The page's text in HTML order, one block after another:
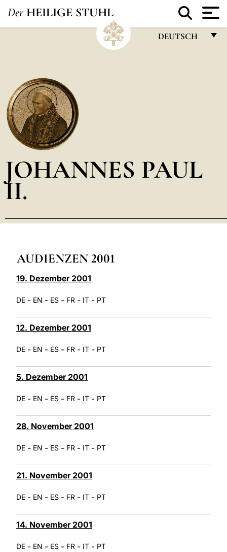
Der HEILIGE STUHL
DEUTSCH
POLSKI
JOHANNES PAUL
II.
AUDIENZEN 2001
19. Dezember 2001
DE - EN - ES - FR - IT - PT
12. Dezember 2001
DE - EN - ES - FR - IT - PT
5. Dezember 2001
DE - EN - ES - FR - IT - PT
28. November 2001
DE - EN - ES - FR - IT - PT
21. November 2001
DE - EN - ES - FR - IT - PT
14. November 2001
DE - EN - ES - FR - IT - PT